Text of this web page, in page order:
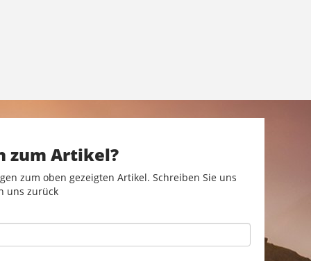
zum Artikel?
zum oben gezeigten Artikel. Schreiben Sie uns
uns zurück